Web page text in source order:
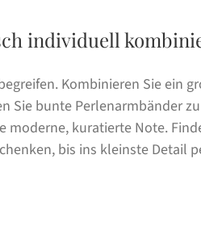
individuell
Kombinieren Sie ein
Sie bunte Perlenarmbänder
kuratierte Note.
bis ins kleinste Detail